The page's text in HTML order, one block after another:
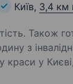
Київ, 3,4 км
Також
з інвалідністю.
краси у